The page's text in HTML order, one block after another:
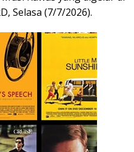
Selasa (7/7/2026).